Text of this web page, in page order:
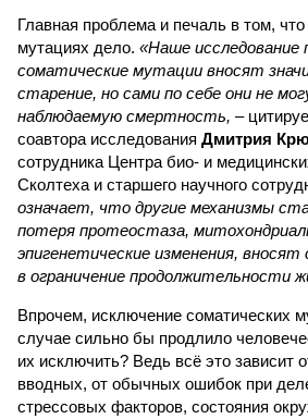
Главная проблема и печаль в том,
мутациях дело. «Наше
соматические мутации вносят
старение, но сами по себе они не
наблюдаемую смертность, –
соавтора исследования Дмитрия
сотрудника Центра био- и
Сколтеха и старшего научного
означает, что другие механизмы
потеря протеостаза,
эпигенетические изменения,
в ограничение продолжительности
Впрочем, исключение соматических
случае сильно бы продлило
их исключить? Ведь всё это зависит
вводных, от обычных ошибок при
стрессовых факторов, состояния